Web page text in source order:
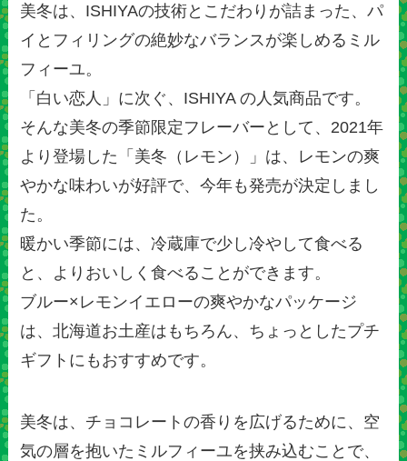
美冬は、ISHIYAの技術とこだわりが詰まった、パ
イとフィリングの絶妙なバランスが楽しめるミル
フィーユ。
「白い恋人」に次ぐ、ISHIYA の人気商品です。
そんな美冬の季節限定フレーバーとして、2021年
より登場した「美冬（レモン）」は、レモンの爽
やかな味わいが好評で、今年も発売が決定しまし
た。
暖かい季節には、冷蔵庫で少し冷やして食べる
と、よりおいしく食べることができます。
ブルー×レモンイエローの爽やかなパッケージ
は、北海道お土産はもちろん、ちょっとしたプチ
ギフトにもおすすめです。
美冬は、チョコレートの香りを広げるために、空
気の層を抱いたミルフィーユを挟み込むことで、